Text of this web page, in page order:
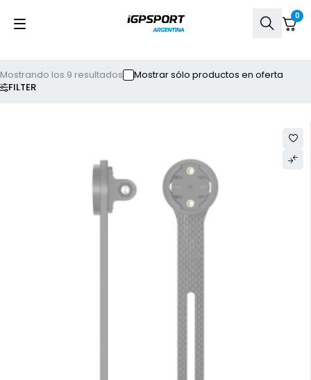
0
FILTER
Mostrando los 9 resultados Mostrar sólo productos en oferta